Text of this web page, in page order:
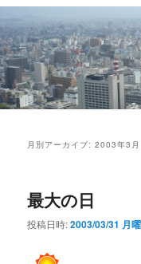
移
動
動
月別アーカイブ:2003年3月
最大の日
投稿日時:2003/03/31 月